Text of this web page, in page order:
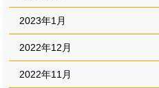
2023年1月
2022年12月
2022年11月